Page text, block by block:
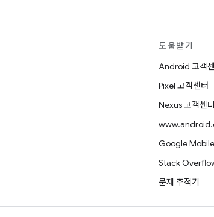
도움받기
Android 고객
Pixel 고객센터
Nexus 고객센터
Google
Stack
문제 추적기